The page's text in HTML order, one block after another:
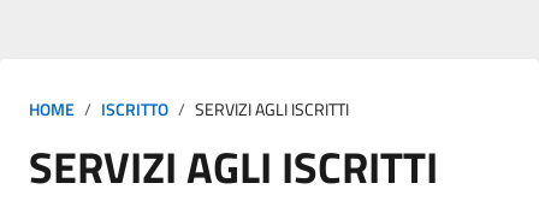
ISCRITTO
PROFESSIONE
HOME ISCRITTO SERVIZI AGLI ISCRITTI
SERVIZI AGLI ISCRITTI